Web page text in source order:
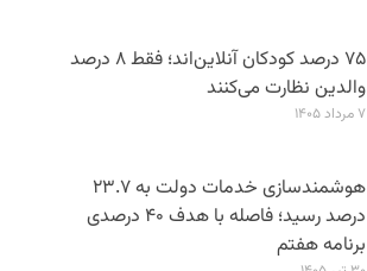
۷۵ درصد کودکان آنلاین‌اند؛ فقط ۸ درصد
والدین نظارت می‌کنند
۷ مرداد ۱۴۰۵
هوشمندسازی خدمات دولت به ۲۳.۷
درصد رسید؛ فاصله با هدف ۴۰ درصدی
برنامه هفتم